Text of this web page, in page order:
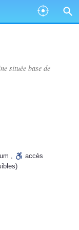
située base de
,
accès